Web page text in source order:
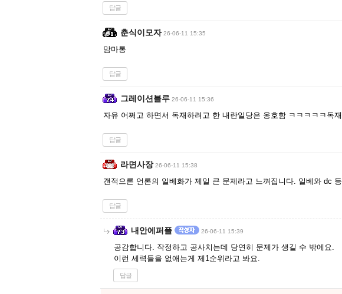
답글
춘식이모자 26-06-11 15:35
맘마통
답글
그레이션블루 26-06-11 15:36
자유 어쩌고 하면서 독재하려고 한 내란일당은 옹호함 ㅋㅋㅋㅋㅋ독
답글
라면사장 26-06-11 15:38
갠적으론 언론의 일베화가 제일 큰 문제라고 느껴집니다. 일베와 dc
답글
내안에퍼플 26-06-11 15:39
공감합니다. 작정하고 공사치는데 당연히 문제가 생길 수 밖에요.
이런 세력들을 없애는게 제1순위라고 봐요.
답글